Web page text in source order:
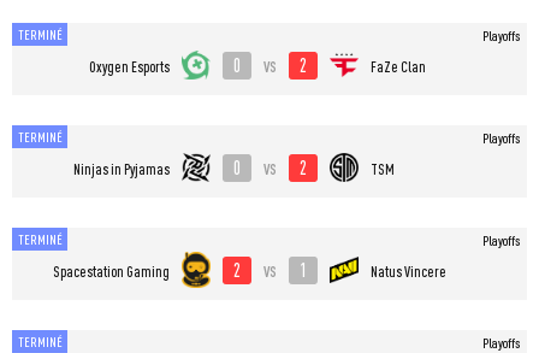
TERMINÉ
Oxygen Esports 0 vs 2 FaZe Clan
Playoffs
TERMINÉ
Ninjas in Pyjamas 0 vs 2 TSM
Playoffs
TERMINÉ
Spacestation Gaming 2 vs 1 Natus Vincere
Playoffs
TERMINÉ Playoffs